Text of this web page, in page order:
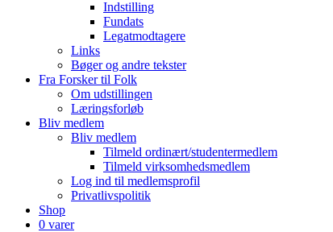
Indstilling
Fundats
Legatmodtagere
Links
Bøger og andre tekster
Fra Forsker til Folk
Om udstillingen
Læringsforløb
Bliv medlem
Bliv medlem
Tilmeld ordinært/studentermedlem
Tilmeld virksomhedsmedlem
Log ind til medlemsprofil
Privatlivspolitik
Shop
0 varer